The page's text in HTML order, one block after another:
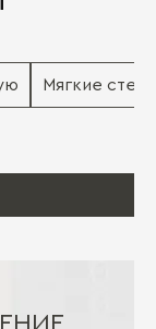
Мягкие